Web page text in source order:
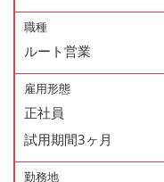
職種
ルート営業
雇用形態
正社員
試用期間3ヶ月
勤務地